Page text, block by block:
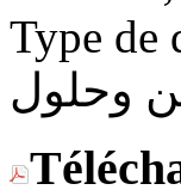
Type de
وحلول